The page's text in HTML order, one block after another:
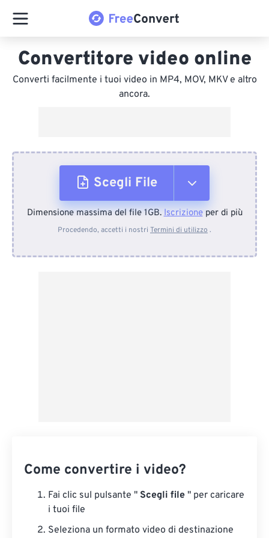
Convertitore video online
Converti facilmente i tuoi video in MP4, MOV, MKV e altro
ancora.
Scegli File
Dal dispositivo
Dimensione massima del file 1GB.Iscrizioneper di più
Procedendo, accetti i nostri Termini di utilizzo .
Come convertire i video?
Fai clic sul pulsante " Scegli file " per caricare
i tuoi file
Seleziona un formato video di destinazione